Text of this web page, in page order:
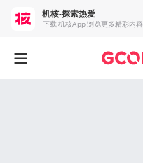
机核-探索热爱
下载 机核App 浏览更多精彩内容